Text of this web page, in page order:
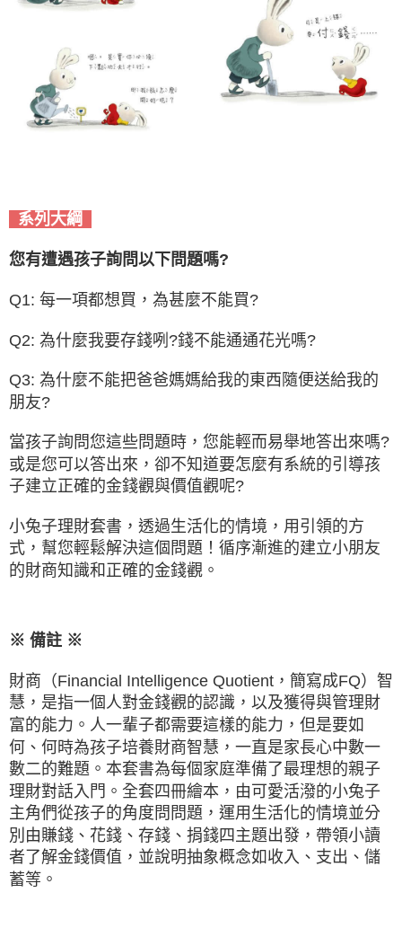
系列大綱
您有遭遇孩子詢問以下問題嗎?
Q1: 每一項都想買，為甚麼不能買?
Q2: 為什麼我要存錢咧?錢不能通通花光嗎?
Q3: 為什麼不能把爸爸媽媽給我的東西隨便送給我的
朋友?
當孩子詢問您這些問題時，您能輕而易舉地答出來嗎?
或是您可以答出來，卻不知道要怎麼有系統的引導孩
子建立正確的金錢觀與價值觀呢?
小兔子理財套書，透過生活化的情境，用引領的方
式，幫您輕鬆解決這個問題！循序漸進的建立小朋友
的財商知識和正確的金錢觀。
※ 備註 ※
財商（Financial Intelligence Quotient，簡寫成FQ）智
慧，是指一個人對金錢觀的認識，以及獲得與管理財
富的能力。人一輩子都需要這樣的能力，但是要如
何、何時為孩子培養財商智慧，一直是家長心中數一
數二的難題。本套書為每個家庭準備了最理想的親子
理財對話入門。全套四冊繪本，由可愛活潑的小兔子
主角們從孩子的角度問問題，運用生活化的情境並分
別由賺錢、花錢、存錢、捐錢四主題出發，帶領小讀
者了解金錢價值，並說明抽象概念如收入、支出、儲
蓄等。